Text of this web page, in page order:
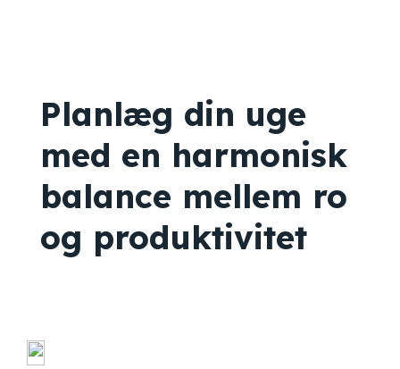
Planlæg din uge
med en harmonisk
balance mellem ro
og produktivitet